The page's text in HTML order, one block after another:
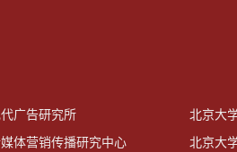
广告研究所
北京大
体营销传播研究中心
北京大